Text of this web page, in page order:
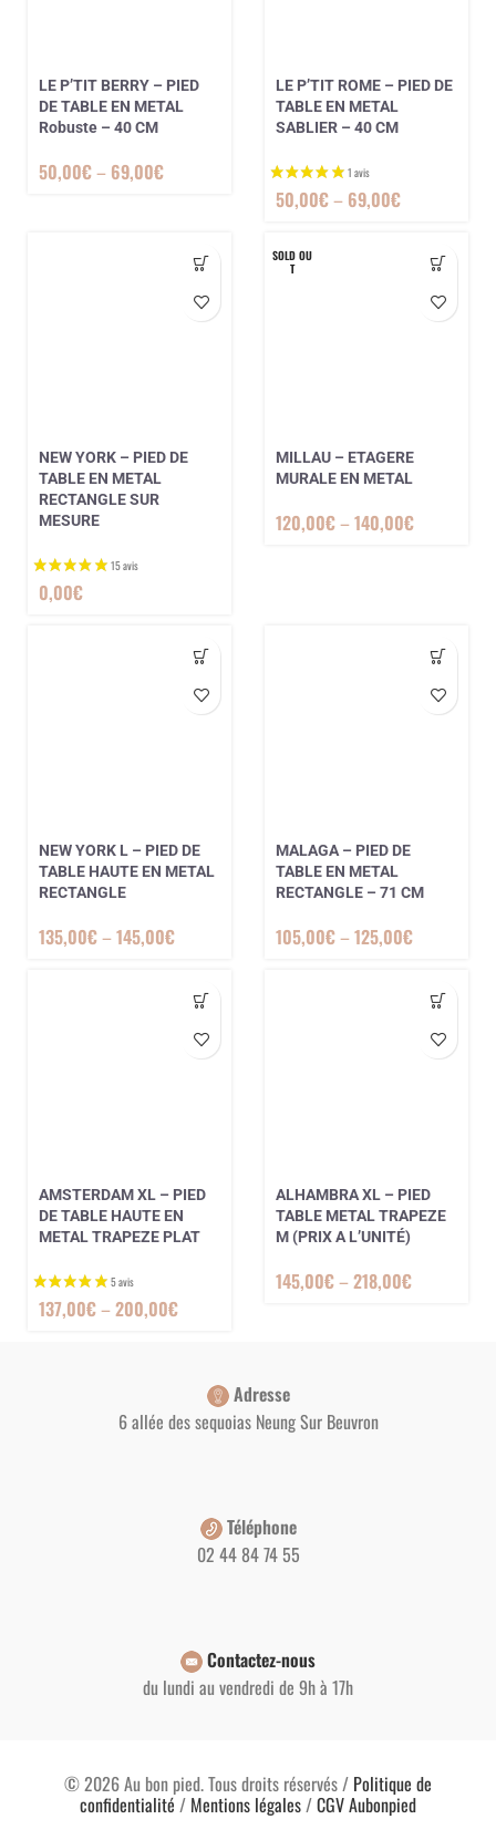
1 avis
LE P’TIT BERRY – PIED
DE TABLE EN METAL
Robuste – 40 CM
50,00€– 69,00€
LE P’TIT ROME – PIED DE
TABLE EN METAL
SABLIER – 40 CM
50,00€– 69,00€
NEW YORK – PIED DE
TABLE EN METAL
RECTANGLE SUR
MESURE
0,00€
SOLD OU
T
MILLAU – ETAGERE
MURALE EN METAL
120,00€–140,00€
NEW YORK L – PIED DE
TABLE HAUTE EN METAL
RECTANGLE
135,00€–145,00€
MALAGA – PIED DE
TABLE EN METAL
RECTANGLE – 71 CM
105,00€–125,00€
AMSTERDAM XL – PIED
DE TABLE HAUTE EN
METAL TRAPEZE PLAT
137,00€–200,00€
ALHAMBRA XL – PIED
TABLE METAL TRAPEZE
M (PRIX A L’UNITÉ)
145,00€–218,00€
Adresse
6 allée des sequoias Neung Sur Beuvron
Téléphone
02 44 84 74 55
Contactez-nous
du lundi au vendredi de 9h à 17h
© 2026 Au bon pied. Tous droits réservés / Politique de
confidentialité / Mentions légales/CGV Aubonpied